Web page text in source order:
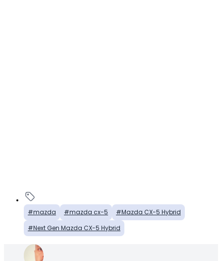
mazda mazda cx-5
Mazda CX-5 Hybrid
Next Gen Mazda CX-5 Hybrid